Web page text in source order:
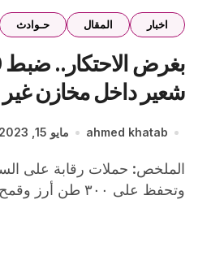
اخبار المقال حـوادث
شعير داخل مخازن
بالقليوبية
ahmed khatab مايو 15, 2023
الملخص: حملات رقابة على السلع والأماكن التوزيع،
وتحفظ على ٣٠٠ طن أرز وقمح بمخازن غير...